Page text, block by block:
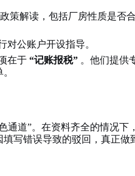
策解读，包括厂房性质是否
对公账户开设指导。
在于 “记账报税” 。他们提供
通道”。在资料齐全的情况下
写错误导致的驳回，真正做